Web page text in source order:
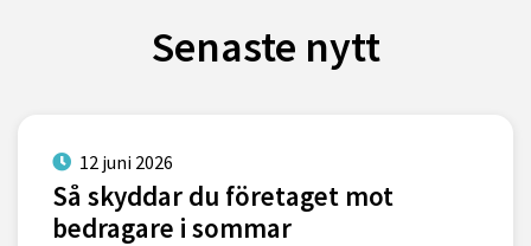
Senaste nytt
12 juni 2026
Så skyddar du företaget mot
bedragare i sommar